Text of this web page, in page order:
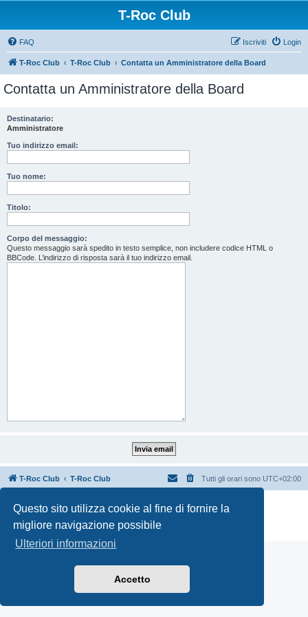
Questo sito utilizza cookie al fine di fornire la
migliore navigazione possibile
Ulteriori informazioni
Accetto
T-Roc Club
FAQ Login
Iscriviti
T-Roc Club T-Roc Club Contatta un Amministratore della Board
Contatta un Amministratore della Board
Destinatario:
Amministratore
Tuo indirizzo email:
Tuo nome:
Titolo:
Corpo del messaggio:
Questo messaggio sarà spedito in testo semplice, non includere codice HTML o
BBCode. L’indirizzo di risposta sarà il tuo indirizzo email.
T-Roc Club T-Roc Club Tutti gli orari sono UTC+02:00
Creato da
® Forum Software © phpBB Limited
Privacy|Condizioni